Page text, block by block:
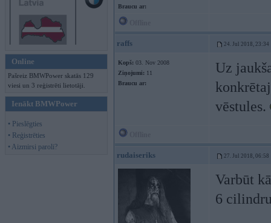
Online
Pašreiz BMWPower skatās 129
viesi un 3 reģistrēti lietotāji.
Ienākt BMWPower
• Pieslēgties
• Reģistrēties
• Aizmirsi paroli?
Braucu ar:
raffs 24. Jul 2018, 23:34
Kopš: 03. Nov 2008
Ziņojumi: 11
Braucu ar:
Uz
vēstules.
rudaiseriks 27. Jul 2018, 06:58
Varbūt
6